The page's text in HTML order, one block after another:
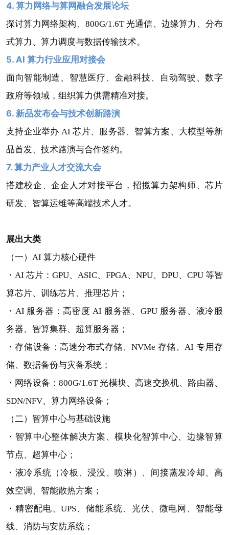
4. 算力网络与算网融合发展论坛
探讨算力网络架构、800G/1.6T 光通信、边缘算力、分布
式算力、算力调度与数据传输技术。
5. AI 算力行业应用对接会
面向智能制造、智慧医疗、金融科技、自动驾驶、数字
政府等领域，组织算力供需精准对接。
6. 新品发布会与技术创新路演
支持企业举办 AI 芯片、服务器、智算方案、大模型等新
品首发、技术路演与合作签约。
7. 算力产业人才交流大会
搭建校企、企企人才对接平台，招揽算力架构师、芯片
研发、智算运维等高端技术人才。
展出大类
（一）AI 算力核心硬件
・AI 芯片：GPU、ASIC、FPGA、NPU、DPU、CPU 等智
算芯片、训练芯片、推理芯片；
・AI 服务器：高密度 AI 服务器、GPU 服务器、液冷服
务器、智算集群、超算服务器；
・存储设备：高速分布式存储、NVMe 存储、AI 专用存
储、数据备份与灾备系统；
・网络设备：800G/1.6T 光模块、高速交换机、路由器、
SDN/NFV、算力网络设备；
（二）智算中心与基础设施
・智算中心整体解决方案、模块化智算中心、边缘智算
节点、超算中心；
・液冷系统（冷板、浸没、喷淋）、间接蒸发冷却、高
效空调、智能散热方案；
・精密配电、UPS、储能系统、光伏、微电网、智能母
线、消防与安防系统；